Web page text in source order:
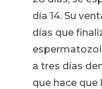
día 14. Su
días que
a tres días
que hace que